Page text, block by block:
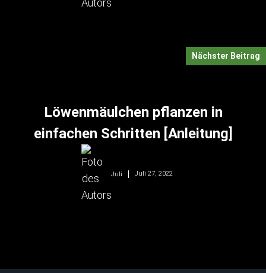
Nächster Beitrag
Löwenmäulchen pflanzen in
einfachen Schritten [Anleitung]
Juli Juli 27, 2022